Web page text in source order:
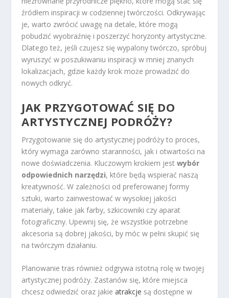
źródłem inspiracji w codziennej twórczości. Odkrywając
je, warto zwrócić uwagę na detale, które mogą
pobudzić wyobraźnię i poszerzyć horyzonty artystyczne.
Dlatego też, jeśli czujesz się wypalony twórczo, spróbuj
wyruszyć w poszukiwaniu inspiracji w mniej znanych
lokalizacjach, gdzie każdy krok może prowadzić do
nowych odkryć.
JAK PRZYGOTOWAĆ SIĘ DO
ARTYSTYCZNEJ PODRÓŻY?
Przygotowanie się do artystycznej podróży to proces,
który wymaga zarówno staranności, jak i otwartości na
nowe doświadczenia. Kluczowym krokiem jestwybór
odpowiednich narzędzi, które będą wspierać naszą
kreatywność. W zależności od preferowanej formy
sztuki, warto zainwestować w wysokiej jakości
materiały, takie jak farby, szkicowniki czy aparat
fotograficzny. Upewnij się, że wszystkie potrzebne
akcesoria są dobrej jakości, by móc w pełni skupić się
na twórczym działaniu.
Planowanie tras również odgrywa istotną rolę w twojej
artystycznej podróży. Zastanów się, które miejsca
chcesz odwiedzić oraz jakieatrakcje są dostępne w